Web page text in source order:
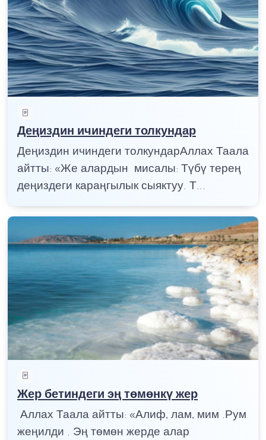
Деңиздин ичиндеги толкундар
Деңиздин ичиндеги толкундарАллах Таала
айтты: «Же алардын мисалы: Түбү терең
деңиздеги караңгылык сыяктуу. Т...
Жер бетиндеги эң төмөнкү жер
Аллах Таала айтты: «Алиф, лам, мим .Рум
жеңилди . Эң төмөн жерде алар